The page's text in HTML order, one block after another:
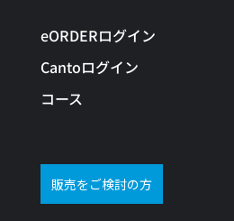
eORDERログイン
Cantoログイン
コース
販売をご検討の方